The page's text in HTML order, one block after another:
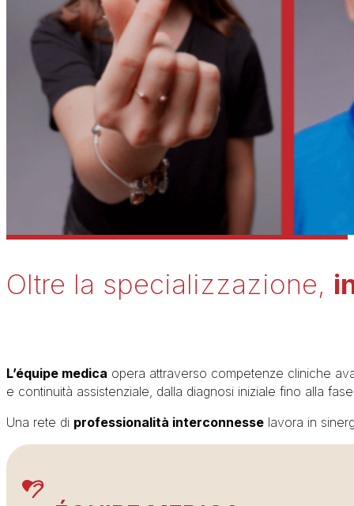
Oltre la specializzazione,
L’équipe medica opera attraverso competenze cliniche
e continuità assistenziale, dalla diagnosi iniziale fino alla
Una rete di professionalità interconnesse lavora in